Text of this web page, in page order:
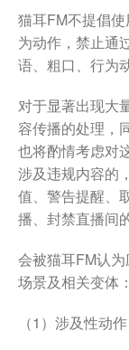
猫耳FM不提倡
为动作，禁止通
语、粗口、行为
对于显著出现大
容传播的处理，
也将酌情考虑对
涉及违规内容的
值、警告提醒、
播、封禁直播间
会被猫耳FM认
场景及相关变体：
（1）涉及性动